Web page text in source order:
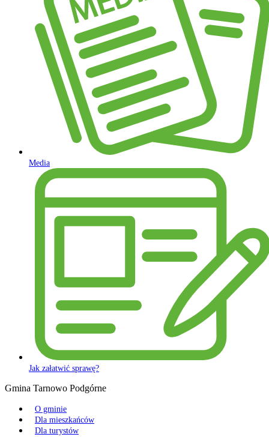
Media
Jak załatwić sprawę?
Gmina Tarnowo Podgórne
O gminie
Dla mieszkańców
Dla turystów